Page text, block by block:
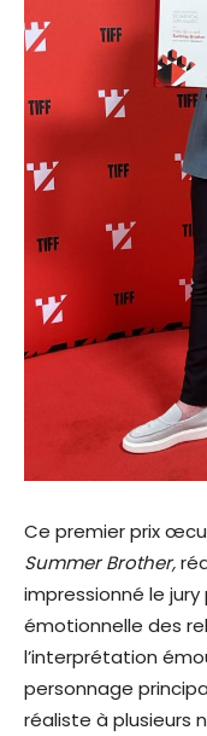
Ce premier prix
Summer Brother,
impressionné le
émotionnelle des
l’interprétation
personnage
réaliste à plusieurs